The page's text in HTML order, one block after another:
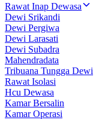
Rawat Inap Dewasa
Dewi Srikandi
Dewi Pergiwa
Dewi Larasati
Dewi Subadra
Mahendradata
Tribuana Tungga Dewi
Rawat Isolasi
Hcu Dewasa
Kamar Bersalin
Kamar Operasi